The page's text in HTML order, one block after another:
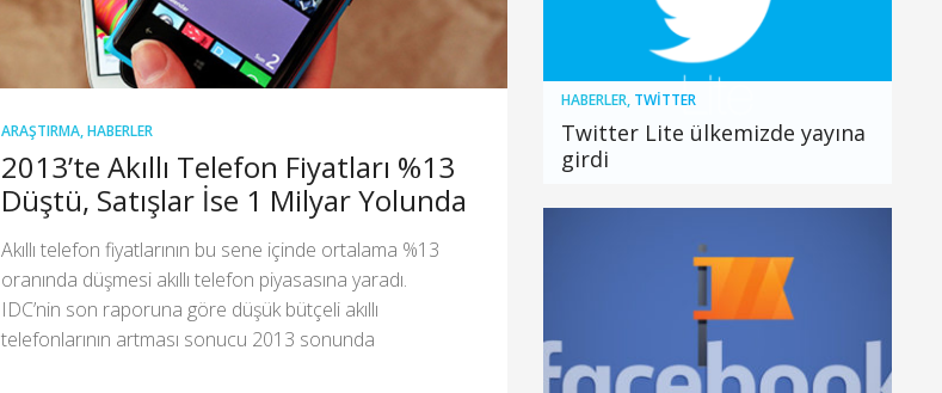
ARAŞTIRMA,HABERLER
2013’te Akıllı Telefon Fiyatları %13
Düştü, Satışlar İse 1 Milyar Yolunda
Akıllı telefon fiyatlarının bu sene içinde ortalama %13
oranında düşmesi akıllı telefon piyasasına yaradı.
IDC’nin son raporuna göre düşük bütçeli akıllı
telefonlarının artması sonucu 2013 sonunda
HABERLER, TWITTER
Twitter Lite ülkemizde yayına
girdi